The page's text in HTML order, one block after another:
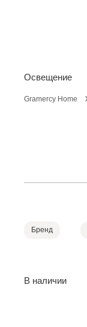
Освещение
Gramercy Home
Бренд
В наличии